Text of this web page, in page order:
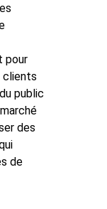
pour
clients
public
des
de